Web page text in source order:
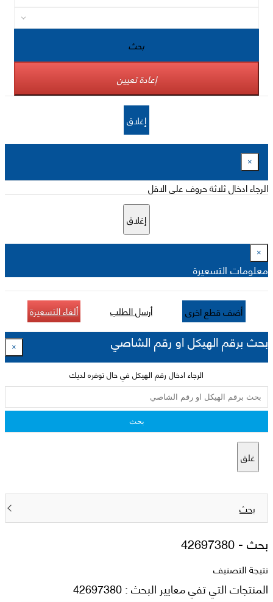
بحث
إعادة تعيين
إغلاق
×
الرجاء ادخال ثلاثة حروف على الاقل
إغلاق
×
معلومات التسعيرة
أضف قطع اخرى أرسل الطلب ألغاء التسعيرة
بحث برقم الهيكل او رقم الشاصي ×
الرجاء ادخال رقم الهيكل في حال توفره لديك
بحث
غلق
بحث
بحث -42697380
نتيجة التصنيف
المنتجات التي تفي معايير البحث : 42697380